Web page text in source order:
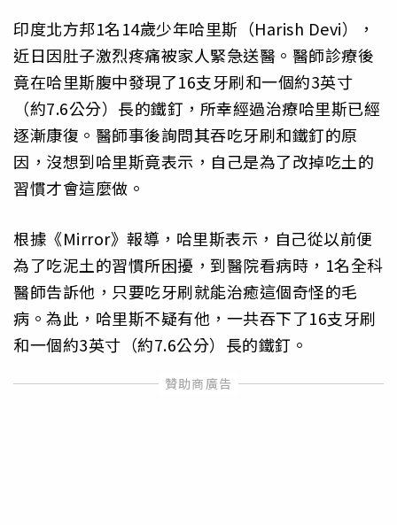
印度北方邦1名14歲少年哈里斯（Harish Devi），
近日因肚子激烈疼痛被家人緊急送醫。醫師診療後
竟在哈里斯腹中發現了16支牙刷和一個約3英寸
（約7.6公分）長的鐵釘，所幸經過治療哈里斯已經
逐漸康復。醫師事後詢問其吞吃牙刷和鐵釘的原
因，沒想到哈里斯竟表示，自己是為了改掉吃土的
習慣才會這麼做。
根據《Mirror》報導，哈里斯表示，自己從以前便
為了吃泥土的習慣所困擾，到醫院看病時，1名全科
醫師告訴他，只要吃牙刷就能治癒這個奇怪的毛
病。為此，哈里斯不疑有他，一共吞下了16支牙刷
和一個約3英寸（約7.6公分）長的鐵釘。